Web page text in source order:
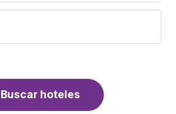
Buscar hoteles